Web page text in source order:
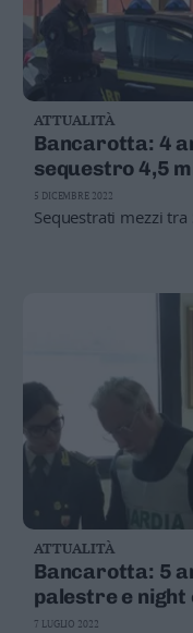
Ledro
Lavis
–
Rotaliana
Valle
dei
Valsugana
–
Giudicarie
Alto
Südtirol
Dolomiti
ATTUALITÀ
Bancarotta: 4
sequestro 4,5
Sequestrati mezzi
5 DICEMBRE 2022
ATTUALITÀ
Bancarotta: 5
palestre e night
7 LUGLIO 2022